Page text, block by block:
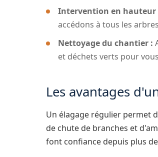
Intervention en hauteur
accédons à tous les
Nettoyage du chantier :
et déchets verts pour
Les avantages
Un élagage régulier permet
de chute de branches et
font confiance depuis plus